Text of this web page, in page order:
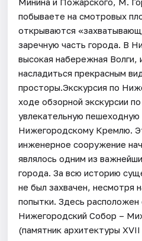
побываете на смотровых
открываются
заречную часть города. В
высокая набережная
насладиться прекрасным
просторы.Экскурсия по
ходе обзорной экскурсии
увлекательную пешеходную
Нижегородскому Кремлю.
инженерное сооружение
являлось одним из
города. За всю историю
не был захвачен, несмотря
попытки. Здесь расположен
Нижегородский Собор –
(памятник архитектуры